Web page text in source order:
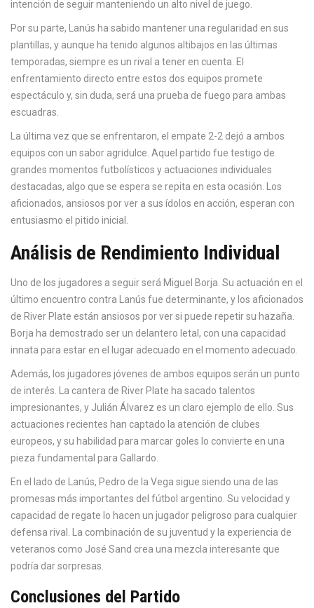
intención de seguir manteniendo un alto nivel de juego.
Por su parte, Lanús ha sabido mantener una regularidad en sus
plantillas, y aunque ha tenido algunos altibajos en las últimas
temporadas, siempre es un rival a tener en cuenta. El
enfrentamiento directo entre estos dos equipos promete
espectáculo y, sin duda, será una prueba de fuego para ambas
escuadras.
La última vez que se enfrentaron, el empate 2-2 dejó a ambos
equipos con un sabor agridulce. Aquel partido fue testigo de
grandes momentos futbolísticos y actuaciones individuales
destacadas, algo que se espera se repita en esta ocasión. Los
aficionados, ansiosos por ver a sus ídolos en acción, esperan con
entusiasmo el pitido inicial.
Análisis de Rendimiento Individual
Uno de los jugadores a seguir será Miguel Borja. Su actuación en el
último encuentro contra Lanús fue determinante, y los aficionados
de River Plate están ansiosos por ver si puede repetir su hazaña.
Borja ha demostrado ser un delantero letal, con una capacidad
innata para estar en el lugar adecuado en el momento adecuado.
Además, los jugadores jóvenes de ambos equipos serán un punto
de interés. La cantera de River Plate ha sacado talentos
impresionantes, y Julián Álvarez es un claro ejemplo de ello. Sus
actuaciones recientes han captado la atención de clubes
europeos, y su habilidad para marcar goles lo convierte en una
pieza fundamental para Gallardo.
En el lado de Lanús, Pedro de la Vega sigue siendo una de las
promesas más importantes del fútbol argentino. Su velocidad y
capacidad de regate lo hacen un jugador peligroso para cualquier
defensa rival. La combinación de su juventud y la experiencia de
veteranos como José Sand crea una mezcla interesante que
podría dar sorpresas.
Conclusiones del Partido